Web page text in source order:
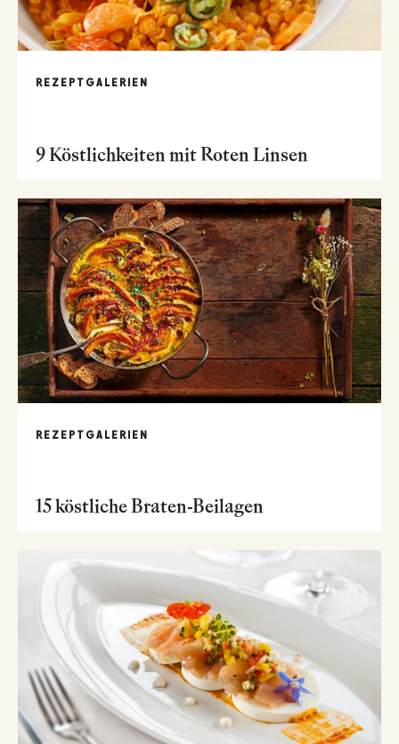
REZEPTGALERIEN
9 Köstlichkeiten mit Roten Linsen
REZEPTGALERIEN
15 köstliche Braten-Beilagen